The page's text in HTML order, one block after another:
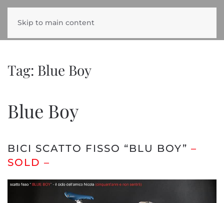
Skip to main content
Tag: Blue Boy
Blue Boy
BICI SCATTO FISSO “BLU BOY” –
SOLD –